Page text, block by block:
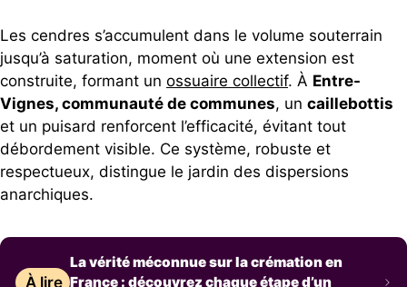
Les cendres s’accumulent dans le volume souterrain
jusqu’à saturation, moment où une extension est
construite, formant un ossuaire collectif. À Entre-
Vignes, communauté de communes, un caillebottis
et un puisard renforcent l’efficacité, évitant tout
débordement visible. Ce système, robuste et
respectueux, distingue le jardin des dispersions
anarchiques.
À lire
La vérité méconnue sur la crémation en
France : découvrez chaque étape d’un